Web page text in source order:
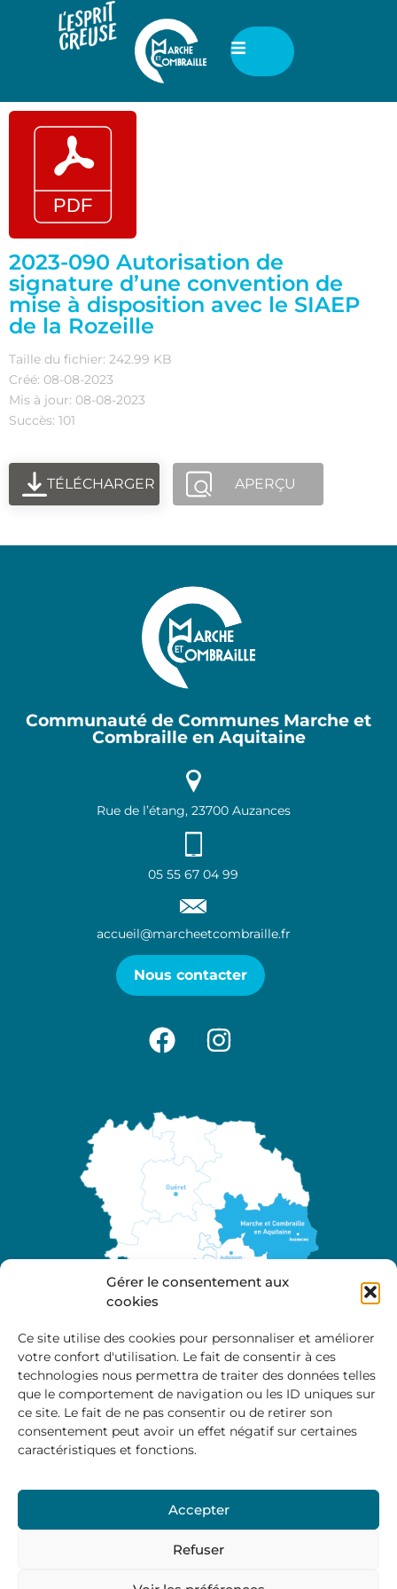
Gérer le consentement aux
cookies
Ce site utilise des cookies pour personnaliser et améliorer
votre confort d'utilisation. Le fait de consentir à ces
technologies nous permettra de traiter des données telles
que le comportement de navigation ou les ID uniques sur
ce site. Le fait de ne pas consentir ou de retirer son
consentement peut avoir un effet négatif sur certaines
caractéristiques et fonctions.
Accepter
Refuser
2023-090 Autorisation de
signature d’une convention de
mise à disposition avec le SIAEP
de la Rozeille
Taille du fichier: 242.99 KB
Créé: 08-08-2023
Mis à jour: 08-08-2023
Succès: 101
TÉLÉCHARGER APERÇU
Communauté de Communes Marche et
Combraille en Aquitaine
Rue de l’étang, 23700 Auzances
05 55 67 04 99
accueil@marcheetcombraille.fr
Nous contacter
A propos
Site officiel de la Communauté de Communes
Marche et Combraille en Aquitaine
Horaires d’ouverture :
9:00 – 12:00 / 14:00 – 17:00
Vendredi: 9:00 – 12:00